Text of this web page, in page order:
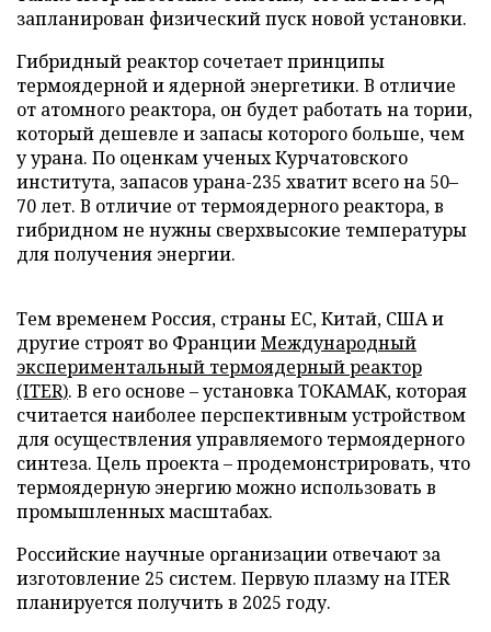
запланирован физический пуск новой установки.
Гибридный реактор сочетает принципы
термоядерной и ядерной энергетики. В отличие
от атомного реактора, он будет работать на тории,
который дешевле и запасы которого больше, чем
у урана. По оценкам ученых Курчатовского
института, запасов урана-235 хватит всего на 50–
70 лет. В отличие от термоядерного реактора, в
гибридном не нужны сверхвысокие температуры
для получения энергии.
Тем временем Россия, страны ЕС, Китай, США и
другие строят во ФранцииМеждународный
экспериментальный термоядерный реактор
(ITER). В его основе – установка ТОКАМАК, которая
считается наиболее перспективным устройством
для осуществления управляемого термоядерного
синтеза. Цель проекта – продемонстрировать, что
термоядерную энергию можно использовать в
промышленных масштабах.
Российские научные организации отвечают за
изготовление 25 систем. Первую плазму на ITER
планируется получить в 2025 году.